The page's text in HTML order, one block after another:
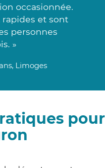
occasionnée.
rapides et sont
personnes
»
Limoges
pour